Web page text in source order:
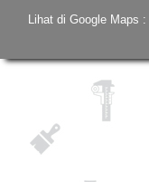
Lihat di Google Maps :